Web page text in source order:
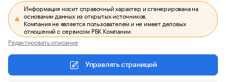
Информация носит справочный характер и сгенерирована на
основании данных из открытых источников.
Компания не является пользователем и не имеет деловых
отношений с сервисом РБК Компании.
Редактировать описание
Управлять страницей